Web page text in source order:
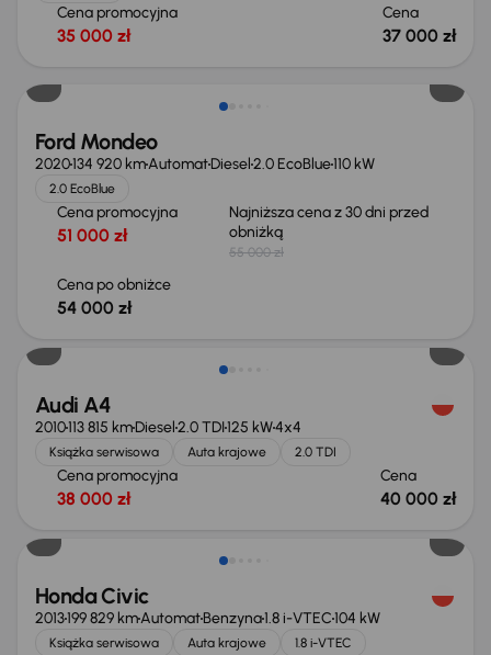
Cena promocyjna
35 000 zł
Cena
37 000 zł
Ford Mondeo
2020134 920 kmAutomatDiesel2.0 EcoBlue110 kW
2.0 EcoBlue
Cena promocyjna
51 000 zł
Najniższa cena z 30 dni przed
obniżką
55 000 zł
Cena po obniżce
54 000 zł
Audi A4
2010113 815 kmDiesel2.0 TDI125 kW4x4
Książka serwisowa Auta krajowe 2.0 TDI
Cena promocyjna
38 000 zł
Cena
40 000 zł
Taniej o 500 zł
Honda Civic
2013199 829 kmAutomatBenzyna1.8 i-VTEC104 kW
Książka serwisowa Auta krajowe 1.8 i-VTEC